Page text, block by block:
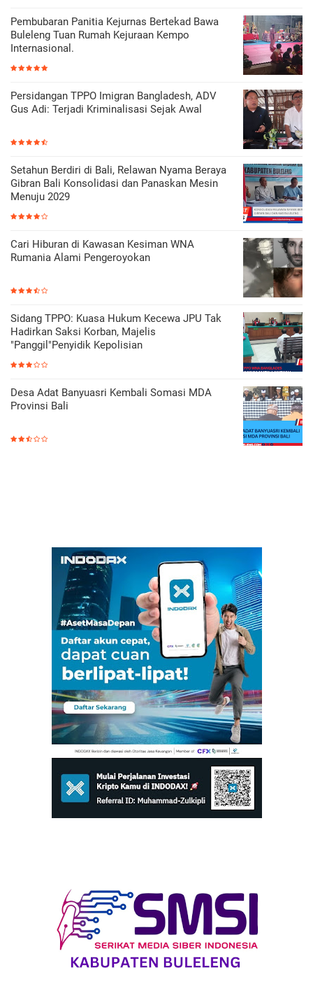
Pembubaran Panitia Kejurnas Bertekad Bawa
Buleleng Tuan Rumah Kejuraan Kempo
Internasional.
Persidangan TPPO Imigran Bangladesh, ADV
Gus Adi: Terjadi Kriminalisasi Sejak Awal
Setahun Berdiri di Bali, Relawan Nyama Beraya
Gibran Bali Konsolidasi dan Panaskan Mesin
Menuju 2029
Cari Hiburan di Kawasan Kesiman WNA
Rumania Alami Pengeroyokan
Sidang TPPO: Kuasa Hukum Kecewa JPU Tak
Hadirkan Saksi Korban, Majelis
"Panggil"Penyidik Kepolisian
Desa Adat Banyuasri Kembali Somasi MDA
Provinsi Bali